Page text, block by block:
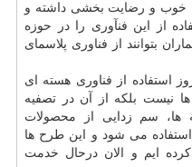
خوب و رضایت بخشی داشته و
از این فنآوری را در حوزه
بتوانند از فناوری پلاسمای
استفاده از فناوری هسته ای
نیست بلکه از آن در تصفیه
ها، سم زدایی از محصولات
می شود و این طرح ها
ایم و الان درحال خدمت